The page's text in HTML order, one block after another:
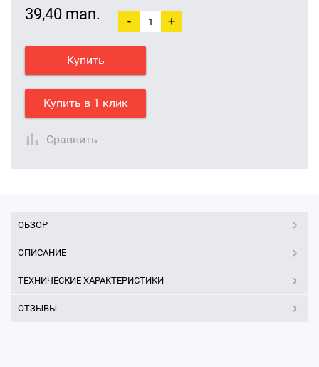
39,40 man. - +
Купить
Купить в 1 клик
Сравнить
ОБЗОР
ОПИСАНИЕ
ТЕХНИЧЕСКИЕ ХАРАКТЕРИСТИКИ
ОТЗЫВЫ